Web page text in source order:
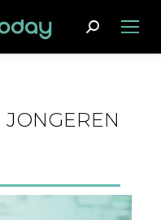
Search:
JONGEREN